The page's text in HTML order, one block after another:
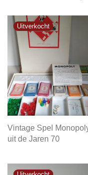
Vintage Spel
uit de Jaren 70